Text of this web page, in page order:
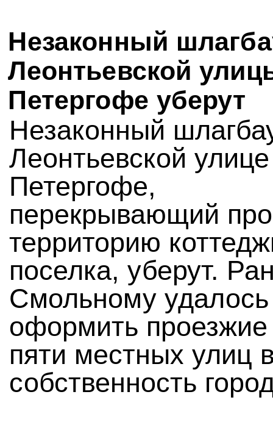
Незаконный
Леонтьевской
Петергофе уберут
Незаконный
Леонтьевской
Петергофе,
перекрывающий
территорию
поселка, уберут.
Смольному удалось
оформить проезжие
пяти местных улиц
собственность